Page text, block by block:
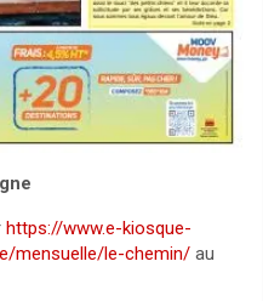
https://www.e-kiosque-
mensuelle/le-chemin/ au